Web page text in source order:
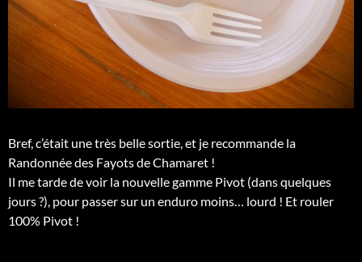
Bref, c’était une très belle sortie, et je recommande la
Randonnée des Fayots de Chamaret !
Il me tarde de voir la nouvelle gamme Pivot (dans quelques
jours ?), pour passer sur un enduro moins… lourd ! Et rouler
100% Pivot !